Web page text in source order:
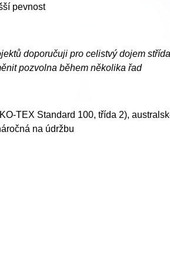
pevnost
doporučuji pro celistvý dojem
pozvolna během několika řad
TEX Standard 100, třída 2),
na údržbu